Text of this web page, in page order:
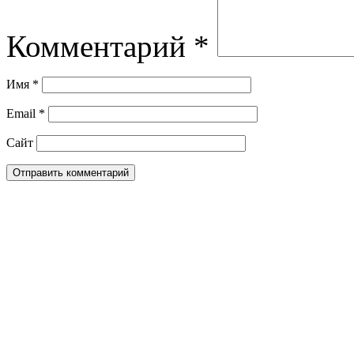
Комментарий *
Имя *
Email *
Сайт